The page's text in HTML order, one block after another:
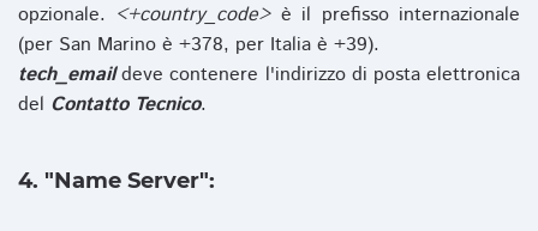
opzionale. <+country_code>è il prefisso internazionale
(per San Marino è +378, per Italia è +39).
tech_emaildeve contenere l'indirizzo di posta elettronica
del Contatto Tecnico.
4. "Name Server":